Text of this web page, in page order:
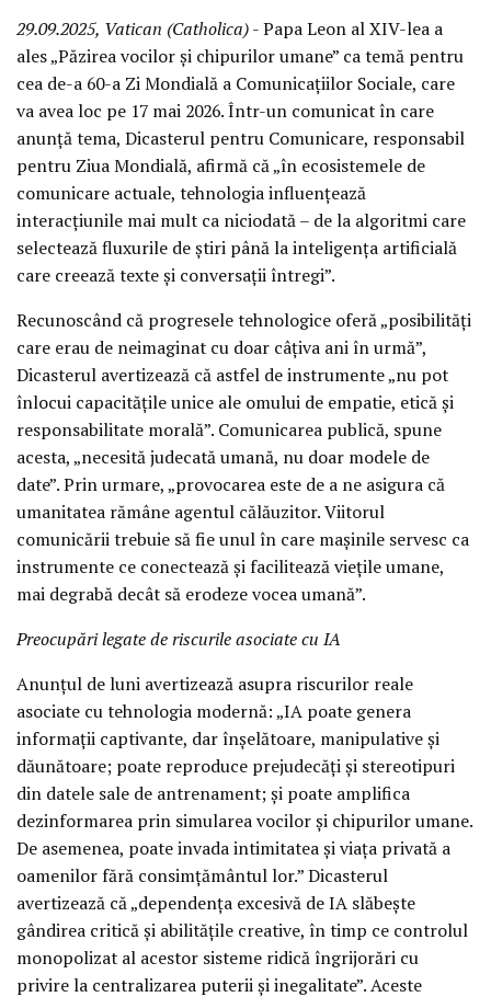
29.09.2025, Vatican (Catholica)- Papa Leon al XIV-lea a
ales „Păzirea vocilor și chipurilor umane” ca temă pentru
cea de-a 60-a Zi Mondială a Comunicațiilor Sociale, care
va avea loc pe 17 mai 2026. Într-un comunicat în care
anunță tema, Dicasterul pentru Comunicare, responsabil
pentru Ziua Mondială, afirmă că „în ecosistemele de
comunicare actuale, tehnologia influențează
interacțiunile mai mult ca niciodată – de la algoritmi care
selectează fluxurile de știri până la inteligența artificială
care creează texte și conversații întregi”.
Recunoscând că progresele tehnologice oferă „posibilități
care erau de neimaginat cu doar câțiva ani în urmă”,
Dicasterul avertizează că astfel de instrumente „nu pot
înlocui capacitățile unice ale omului de empatie, etică și
responsabilitate morală”. Comunicarea publică, spune
acesta, „necesită judecată umană, nu doar modele de
date”. Prin urmare, „provocarea este de a ne asigura că
umanitatea rămâne agentul călăuzitor. Viitorul
comunicării trebuie să fie unul în care mașinile servesc ca
instrumente ce conectează și facilitează viețile umane,
mai degrabă decât să erodeze vocea umană”.
Preocupări legate de riscurile asociate cu IA
Anunțul de luni avertizează asupra riscurilor reale
asociate cu tehnologia modernă: „IA poate genera
informații captivante, dar înșelătoare, manipulative și
dăunătoare; poate reproduce prejudecăți și stereotipuri
din datele sale de antrenament; și poate amplifica
dezinformarea prin simularea vocilor și chipurilor umane.
De asemenea, poate invada intimitatea și viața privată a
oamenilor fără consimțământul lor.” Dicasterul
avertizează că „dependența excesivă de IA slăbește
gândirea critică și abilitățile creative, în timp ce controlul
monopolizat al acestor sisteme ridică îngrijorări cu
privire la centralizarea puterii și inegalitate”. Aceste